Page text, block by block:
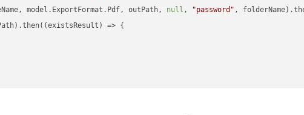
model.ExportFormat.Pdf, outPath, null , "password" ,
(existsResult ) => {